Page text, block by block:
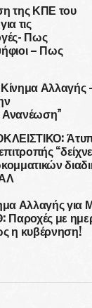
της ΚΠΕ του
τις
Πως
– Πως
Αλλαγής
Ανανέωση”
Αλλαγής για
Παροχές με
η κυβέρνηση!